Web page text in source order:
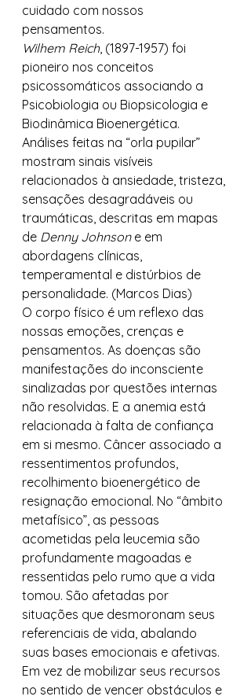
cuidado com nossos
pensamentos.
Wilhem Reich, (1897-1957) foi
pioneiro nos conceitos
psicossomáticos associando a
Psicobiologia ou Biopsicologia e
Biodinâmica Bioenergética.
Análises feitas na “orla pupilar”
mostram sinais visíveis
relacionados à ansiedade, tristeza,
sensações desagradáveis ou
traumáticas, descritas em mapas
de Denny Johnson e em
abordagens clínicas,
temperamental e distúrbios de
personalidade. (Marcos Dias)
O corpo físico é um reflexo das
nossas emoções, crenças e
pensamentos. As doenças são
manifestações do inconsciente
sinalizadas por questões internas
não resolvidas. E a anemia está
relacionada à falta de confiança
em si mesmo. Câncer associado a
ressentimentos profundos,
recolhimento bioenergético de
resignação emocional. No “âmbito
metafísico”, as pessoas
acometidas pela leucemia são
profundamente magoadas e
ressentidas pelo rumo que a vida
tomou. São afetadas por
situações que desmoronam seus
referenciais de vida, abalando
suas bases emocionais e afetivas.
Em vez de mobilizar seus recursos
no sentido de vencer obstáculos e